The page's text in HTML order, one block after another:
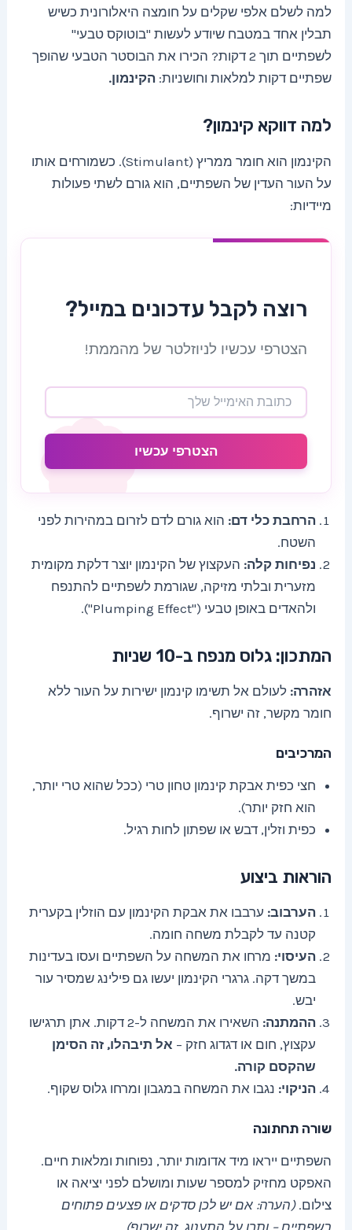
למה לשלם אלפי שקלים על חומצה היאלורונית כשיש
תבלין אחד במטבח שיודע לעשות "בוטוקס טבעי"
לשפתיים תוך 2 דקות? הכירו את הבוסטר הטבעי שהופך
שפתיים דקות למלאות וחושניות:הקינמון.
למה דווקא קינמון?
הקינמון הוא חומר ממריץ (Stimulant). כשמורחים אותו
על העור העדין של השפתיים, הוא גורם לשתי פעולות
מיידיות:
רוצה לקבל עדכונים במייל?
הצטרפי עכשיו לניוזלטר של מהממת!
הצטרפי עכשיו
הרחבת כלי דם: הוא גורם לדם לזרום במהירות לפני
השטח.
נפיחות קלה: העקצוץ של הקינמון יוצר דלקת מקומית
מזערית ובלתי מזיקה, שגורמת לשפתיים להתנפח
ולהאדים באופן טבעי ("Plumping Effect").
המתכון: גלוס מנפח ב-10 שניות
אזהרה: לעולם אל תשימו קינמון ישירות על העור ללא
חומר מקשר, זה ישרוף.
המרכיבים
חצי כפית אבקת קינמון טחון טרי (ככל שהוא טרי יותר,
הוא חזק יותר).
כפית וזלין, דבש או שפתון לחות רגיל.
הוראות ביצוע
הערבוב: ערבבו את אבקת הקינמון עם הוזלין בקערית
קטנה עד לקבלת משחה חומה.
העיסוי: מרחו את המשחה על השפתיים ועסו בעדינות
במשך דקה. גרגרי הקינמון יעשו גם פילינג שמסיר עור
יבש.
ההמתנה:
השאירו את המשחה ל-2 דקות. אתן תרגישו
עקצוץ, חום או דגדוג חזק – אל תיבהלו, זה הסימן
שהקסם קורה.
הניקוי: נגבו את המשחה במגבון ומרחו גלוס שקוף.
שורה תחתונה
השפתיים ייראו מיד אדומות יותר, נפוחות ומלאות חיים.
האפקט מחזיק למספר שעות ומושלם לפני יציאה או
צילום.(הערה: אם יש לכן סדקים או פצעים פתוחים
בשפתיים – ותרו על התענוג, זה ישרוף).